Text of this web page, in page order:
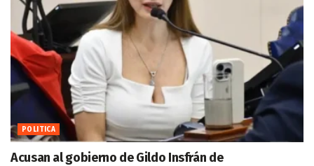
POLITICA
Acusan al gobierno de Gildo Insfrán de